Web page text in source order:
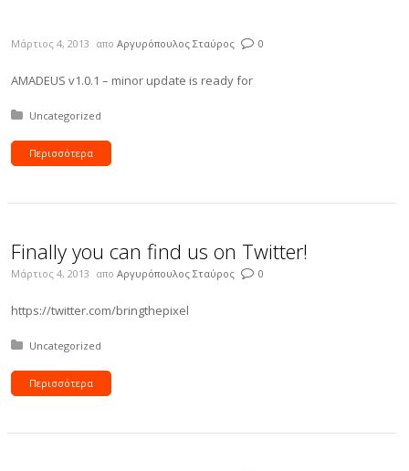
Μάρτιος 4, 2013 απο Αργυρόπουλος Σταύρος 0
AMADEUS v1.0.1 – minor update is ready for
Δημοσιεύτηκε σε:
Uncategorized
Περισσότερα
Finally you can find us on Twitter!
Μάρτιος 4, 2013 απο Αργυρόπουλος Σταύρος 0
https://twitter.com/bringthepixel
Δημοσιεύτηκε σε:
Uncategorized
Περισσότερα